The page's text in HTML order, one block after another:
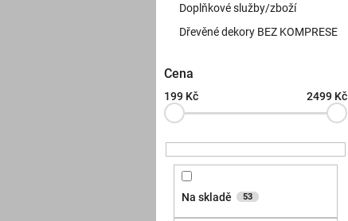
Doplňkové služby/zboží
Dřevěné dekory BEZ KOMPRESE
Cena
199 Kč 2499 Kč
Na skladě 53